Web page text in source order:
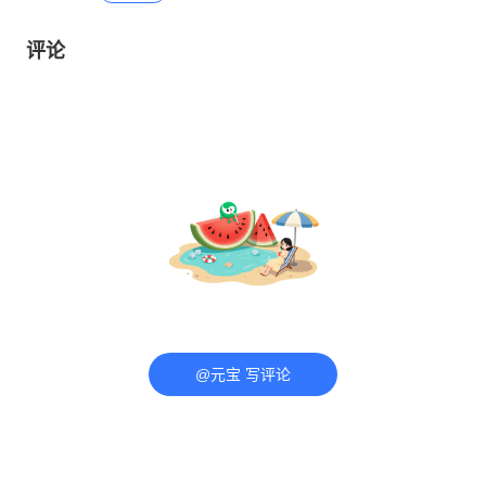
评论
@元宝 写评论